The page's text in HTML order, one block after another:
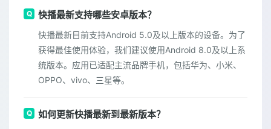
快播最新支持哪些安卓版本？
快播最新目前支持Android 5.0及以上版本的设备。为了
获得最佳使用体验，我们建议使用Android 8.0及以上系
统版本。应用已适配主流品牌手机，包括华为、小米、
OPPO、vivo、三星等。
如何更新快播最新到最新版本？